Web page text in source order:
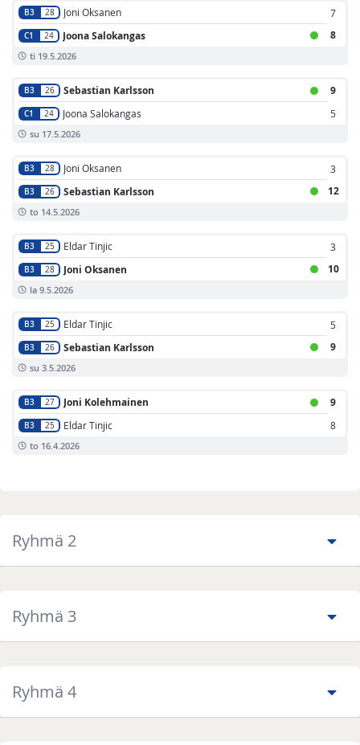
B3 28 Joni Oksanen
C1 24 Joona Salokangas
7
8
ti 19.5.2026
B3 26 Sebastian Karlsson
C1 24 Joona Salokangas
9
5
su 17.5.2026
B3 28 Joni Oksanen
B3 26 Sebastian Karlsson
3
12
to 14.5.2026
B3 25 Eldar Tinjic
B3 28 Joni Oksanen
3
10
la 9.5.2026
B3 25 Eldar Tinjic
B3 26 Sebastian Karlsson
5
9
su 3.5.2026
B3 27 Joni Kolehmainen
B3 25 Eldar Tinjic
9
8
to 16.4.2026
Ryhmä 2
Ryhmä 3
Ryhmä 4